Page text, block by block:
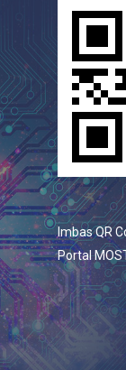
Imbas QR
Portal